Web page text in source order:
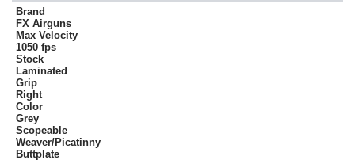
Brand
FX Airguns
Max Velocity
1050 fps
Stock
Laminated
Grip
Right
Color
Grey
Scopeable
Weaver/Picatinny
Buttplate